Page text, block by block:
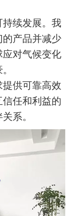
续发展。我
产品并减少
对气候变化
供可靠高效
任和利益的
系。